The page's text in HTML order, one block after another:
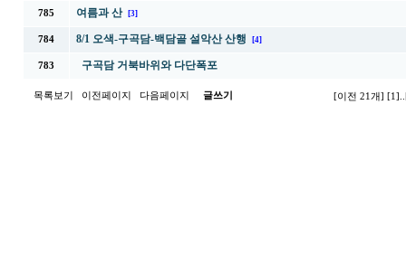
785 여름과 산 [3]
784 8/1 오색-구곡담-백담골 설악산 산행 [4]
783 구곡담 거북바위와 다단폭포
목록보기 이전페이지 다음페이지 글쓰기 [이전 21개] [1]